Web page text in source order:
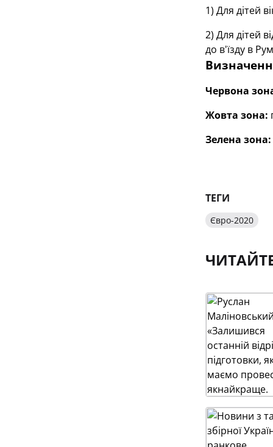
1) Для дітей
2) Для дітей
до в'їзду в
Червона
Жовта зона:
Зелена зона:
ТЕГИ
Євро-2020